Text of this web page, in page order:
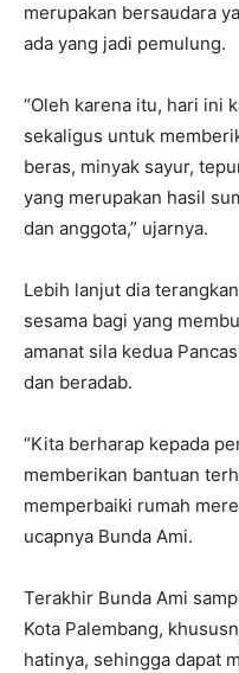
merupakan bersaudara
ada yang jadi pemulung.
“Oleh karena itu, hari ini
sekaligus untuk
beras, minyak sayur,
yang merupakan hasil
dan anggota,” ujarnya.
Lebih lanjut dia
sesama bagi yang
amanat sila kedua
dan beradab.
“Kita berharap kepada
memberikan bantuan
memperbaiki rumah
ucapnya Bunda Ami.
Terakhir Bunda Ami
Kota Palembang,
hatinya, sehingga dapat